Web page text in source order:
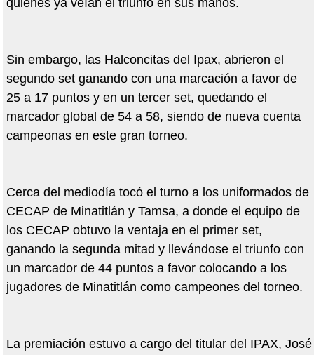
quienes ya veían el triunfo en sus manos.
Sin embargo, las Halconcitas del Ipax, abrieron el
segundo set ganando con una marcación a favor de
25 a 17 puntos y en un tercer set, quedando el
marcador global de 54 a 58, siendo de nueva cuenta
campeonas en este gran torneo.
Cerca del mediodía tocó el turno a los uniformados de
CECAP de Minatitlán y Tamsa, a donde el equipo de
los CECAP obtuvo la ventaja en el primer set,
ganando la segunda mitad y llevándose el triunfo con
un marcador de 44 puntos a favor colocando a los
jugadores de Minatitlán como campeones del torneo.
La premiación estuvo a cargo del titular del IPAX, José